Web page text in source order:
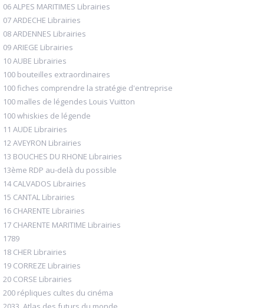
06 ALPES MARITIMES Librairies
07 ARDECHE Librairies
08 ARDENNES Librairies
09 ARIEGE Librairies
10 AUBE Librairies
100 bouteilles extraordinaires
100 fiches comprendre la stratégie d'entreprise
100 malles de légendes Louis Vuitton
100 whiskies de légende
11 AUDE Librairies
12 AVEYRON Librairies
13 BOUCHES DU RHONE Librairies
13ème RDP au-delà du possible
14 CALVADOS Librairies
15 CANTAL Librairies
16 CHARENTE Librairies
17 CHARENTE MARITIME Librairies
1789
18 CHER Librairies
19 CORREZE Librairies
20 CORSE Librairies
200 répliques cultes du cinéma